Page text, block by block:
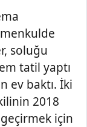
soluğu
tatil yaptı
ev baktı. İki
2018
için